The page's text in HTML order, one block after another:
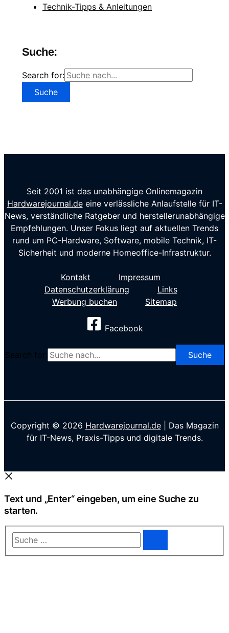
Technik-Tipps & Anleitungen
Suche:
Search for:
Seit 2001 ist das unabhängige Onlinemagazin
Hardwarejournal.deeine verlässliche Anlaufstelle für IT-
News, verständliche Ratgeber und herstellerunabhängige
Empfehlungen. Unser Fokus liegt auf aktuellen Trends
rund um PC-Hardware, Software, mobile Technik, IT-
Sicherheit und moderne Homeoffice-Infrastruktur.
Kontakt
Impressum
Datenschutzerklärung
Links
Werbung buchen
Sitemap
Facebook
Search for:
Copyright © 2026 Hardwarejournal.de| Das Magazin
für IT-News, Praxis-Tipps und digitale Trends.
Text und „Enter“ eingeben, um eine Suche zu
starten.
Suche
…